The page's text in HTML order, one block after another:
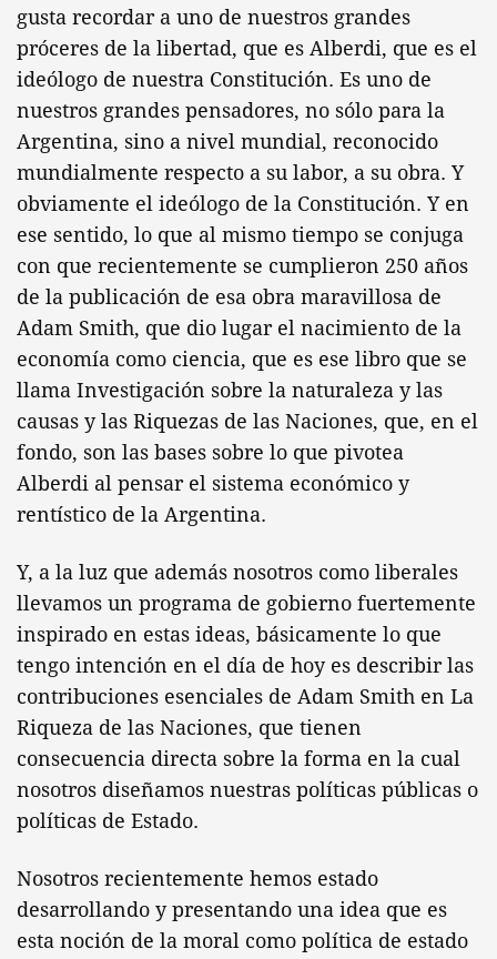
gusta recordar a uno de nuestros grandes
próceres de la libertad, que es Alberdi, que es el
ideólogo de nuestra Constitución. Es uno de
nuestros grandes pensadores, no sólo para la
Argentina, sino a nivel mundial, reconocido
mundialmente respecto a su labor, a su obra. Y
obviamente el ideólogo de la Constitución. Y en
ese sentido, lo que al mismo tiempo se conjuga
con que recientemente se cumplieron 250 años
de la publicación de esa obra maravillosa de
Adam Smith, que dio lugar el nacimiento de la
economía como ciencia, que es ese libro que se
llama Investigación sobre la naturaleza y las
causas y las Riquezas de las Naciones, que, en el
fondo, son las bases sobre lo que pivotea
Alberdi al pensar el sistema económico y
rentístico de la Argentina.
Y, a la luz que además nosotros como liberales
llevamos un programa de gobierno fuertemente
inspirado en estas ideas, básicamente lo que
tengo intención en el día de hoy es describir las
contribuciones esenciales de Adam Smith en La
Riqueza de las Naciones, que tienen
consecuencia directa sobre la forma en la cual
nosotros diseñamos nuestras políticas públicas o
políticas de Estado.
Nosotros recientemente hemos estado
desarrollando y presentando una idea que es
esta noción de la moral como política de estado